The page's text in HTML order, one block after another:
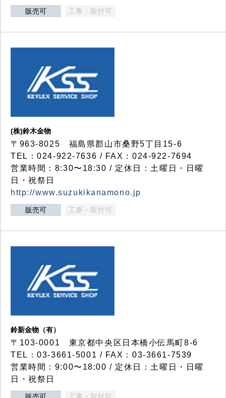
販売可 工事・取付可
(株)鈴木金物
〒963-8025 福島県郡山市桑野5丁目15-6
TEL：024-922-7636 / FAX：024-922-7694
営業時間：8:30〜18:30 / 定休日：土曜日・日曜
日・祝祭日
http://www.suzukikanamono.jp
販売可 工事・取付可
鈴新金物（有）
〒103-0001 東京都中央区日本橋小伝馬町8-6
TEL：03-3661-5001 / FAX：03-3661-7539
営業時間：9:00〜18:00 / 定休日：土曜日・日曜
日・祝祭日